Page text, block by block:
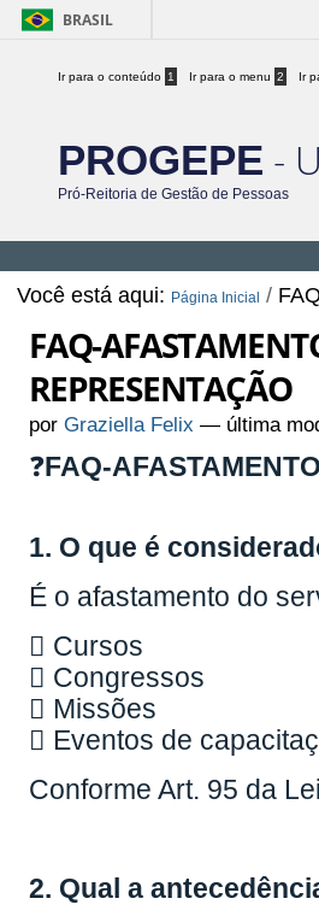
BRASIL
Ir para o conteúdo 1 Ir para o menu 2 Ir
PROGEPE -
Pró-Reitoria de Gestão de Pessoas
Você está aqui: Página Inicial /
FAQ-
REPRESENTAÇÃO
porGraziella Felix — última
❓FAQ-
1. O que é
É o afastamento do
 Cursos
 Congressos
 Missões
 Eventos de
Conforme Art. 95 da
2. Qual a